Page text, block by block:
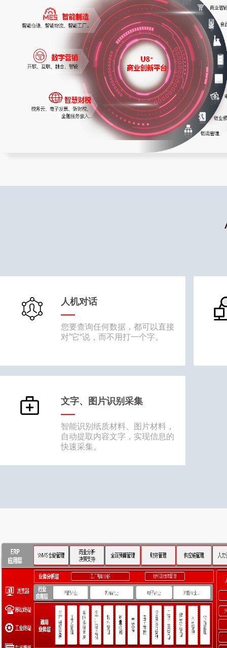
人机对话
您要查询任何数据，都可以直接
对”它“说，而不用打一个字。
文字、图片识别采集
智能识别纸质材料、图片材料，
自动提取内容文字，实现信息的
快速采集。